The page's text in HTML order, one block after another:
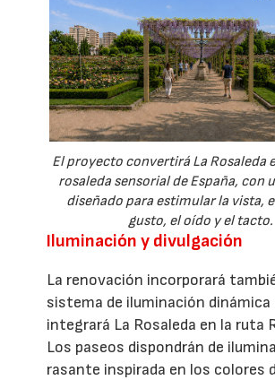
El proyecto convertirá La Rosaleda
rosaleda sensorial de España, con
diseñado para estimular la vista,
gusto, el oído y el tacto.
Iluminación y divulgación
La renovación incorporará
sistema de iluminación dinámica
integrará La Rosaleda en la ruta
Los paseos dispondrán de
rasante inspirada en los colores